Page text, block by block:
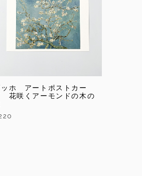
ッホ アートポストカー
花咲くアーモンドの木の